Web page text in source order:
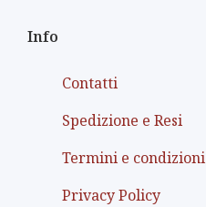
Info
Contatti
Spedizione e Resi
Termini e condizioni
Privacy Policy